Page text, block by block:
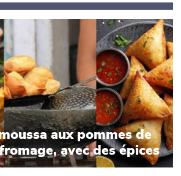
aux pommes de
avec des épices